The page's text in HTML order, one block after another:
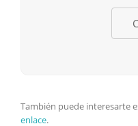
También puede interesarte
enlace.